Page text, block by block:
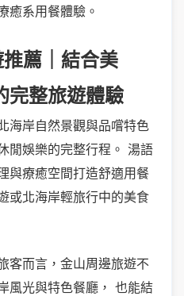
癒系用餐體驗。
薦｜結合美
完整旅遊體驗
海岸自然景觀與品嚐特色
閒娛樂的完整行程。 湯語
與療癒空間打造舒適用餐
或北海岸輕旅行中的美食
客而言，金山周邊旅遊不
風光與特色餐廳， 也能結